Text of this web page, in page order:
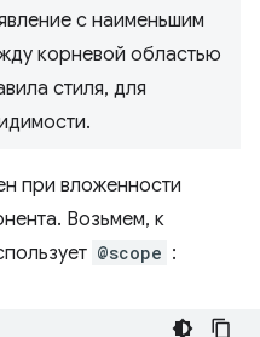
с наименьшим
корневой областью
стиля, для
при вложенности
Возьмем, к
@scope :